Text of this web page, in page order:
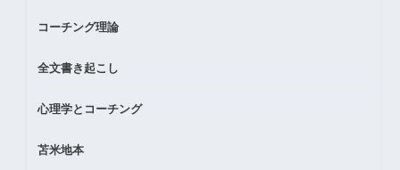
コーチング理論
全文書き起こし
心理学とコーチング
苫米地本